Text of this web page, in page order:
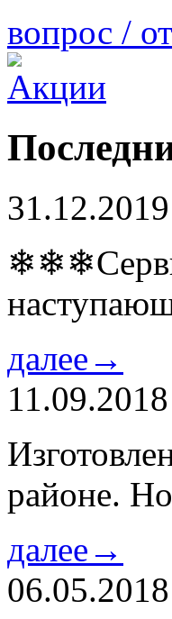
вопрос /
31.12.2019
далее→
11.09.2018
районе.
далее→
06.05.2018